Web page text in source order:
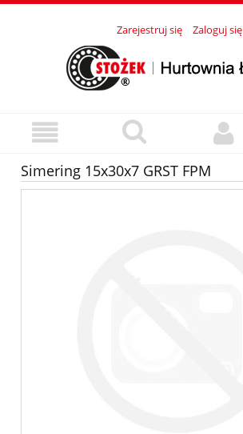
Zarejestruj się Zaloguj się
Simering 15x30x7 GRST FPM